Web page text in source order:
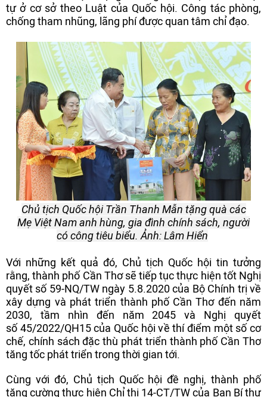
tự ở cơ sở theo Luật của Quốc hội. Công tác phòng,
chống tham nhũng, lãng phí được quan tâm chỉ đạo.
Chủ tịch Quốc hội Trần Thanh Mẫn tặng quà các
Mẹ Việt Nam anh hùng, gia đình chính sách, người
có công tiêu biểu. Ảnh: Lâm Hiển
Với những kết quả đó, Chủ tịch Quốc hội tin tưởng
rằng, thành phố Cần Thơ sẽ tiếp tục thực hiện tốt Nghị
quyết số 59-NQ/TW ngày 5.8.2020 của Bộ Chính trị về
xây dựng và phát triển thành phố Cần Thơ đến năm
2030, tầm nhìn đến năm 2045 và Nghị quyết
số 45/2022/QH15 của Quốc hội về thí điểm một số cơ
chế, chính sách đặc thù phát triển thành phố Cần Thơ
tăng tốc phát triển trong thời gian tới.
Cùng với đó, Chủ tịch Quốc hội đề nghị, thành phố
tăng cường thực hiện Chỉ thị 14-CT/TW của Ban Bí thư